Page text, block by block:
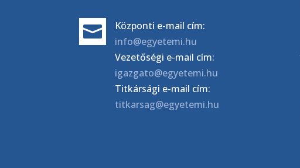

Központi e-mail cím:
info@egyetemi.hu
Vezetőségi e-mail cím:
igazgato@egyetemi.hu
Titkársági e-mail cím:
titkarsag@egyetemi.hu